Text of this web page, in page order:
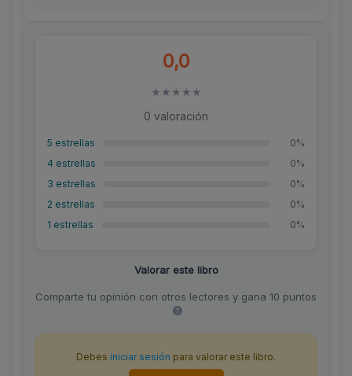
0,0
★ ★ ★ ★ ★
0 valoración
5 estrellas
0%
4 estrellas
0%
3 estrellas
0%
2 estrellas
0%
1 estrellas
0%
Valorar este libro
Comparte tu opinión con otros lectores y gana 10 puntos
Debes iniciar sesión para valorar este libro.